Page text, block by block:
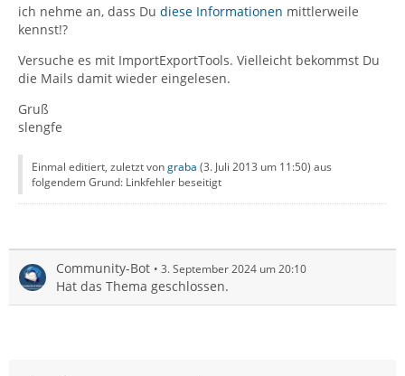
ich nehme an, dass Du diese Informationen mittlerweile
kennst!?
Versuche es mit ImportExportTools. Vielleicht bekommst Du
die Mails damit wieder eingelesen.
Gruß
slengfe
Einmal editiert, zuletzt vongraba (3. Juli 2013 um 11:50) aus
folgendem Grund: Linkfehler beseitigt
Community-Bot 3. September 2024 um 20:10
Hat das Thema geschlossen.